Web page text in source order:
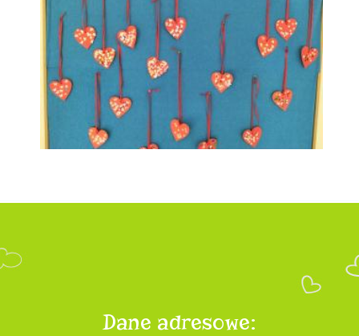
Dane adresowe: